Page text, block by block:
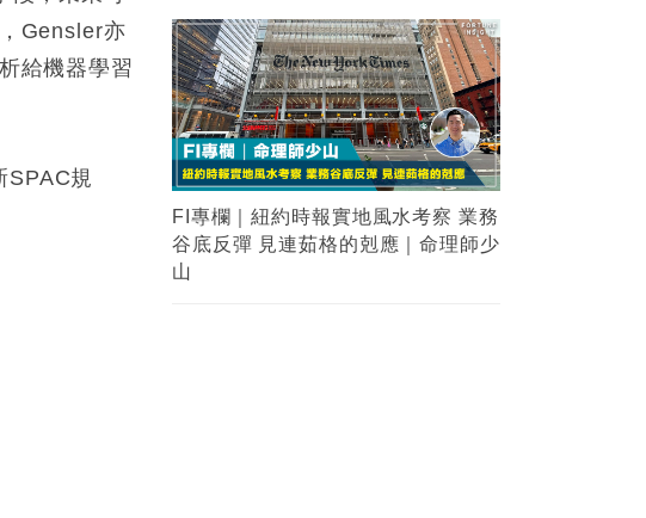
Gensler亦
給機器學習
規